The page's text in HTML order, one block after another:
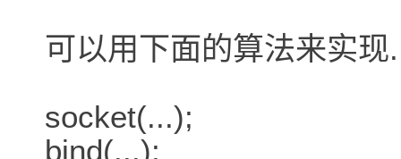
可以用下面的算法来实现.
socket(...);
bind(...);